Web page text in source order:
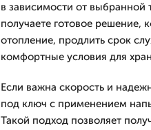
в зависимости от выбранной
получаете готовое решение,
отопление, продлить срок
комфортные условия для
Если важна скорость и
под ключ с применением
Такой подход позволяет